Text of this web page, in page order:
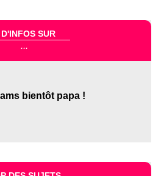
SUR
...
bientôt papa !